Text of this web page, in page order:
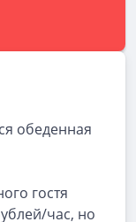
обеденная
гостя
час, но